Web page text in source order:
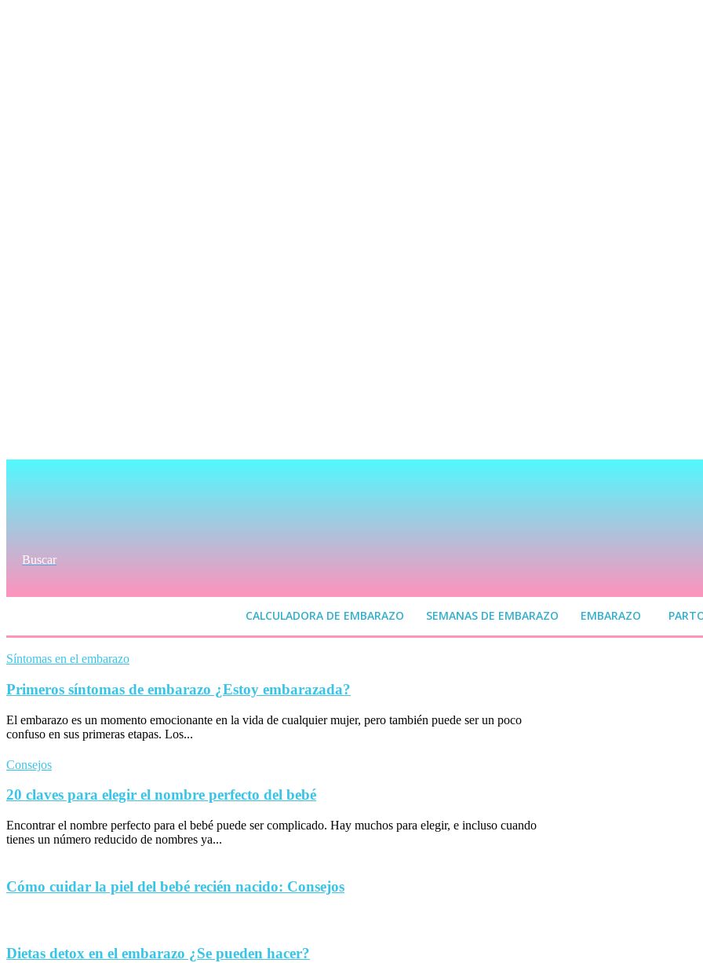
Buscar
CALCULADORA DE EMBARAZO SEMANAS DE EMBARAZO EMBARAZO
Síntomas en el embarazo
Primeros síntomas de embarazo ¿Estoy embarazada?
El embarazo es un momento emocionante en la vida de cualquier mujer, pero también puede ser un poco
confuso en sus primeras etapas. Los...
Consejos
20 claves para elegir el nombre perfecto del bebé
Encontrar el nombre perfecto para el bebé puede ser complicado. Hay muchos para elegir, e incluso cuando
tienes un número reducido de nombres ya...
Cómo cuidar la piel del bebé recién nacido: Consejos
Dietas detox en el embarazo ¿Se pueden hacer?